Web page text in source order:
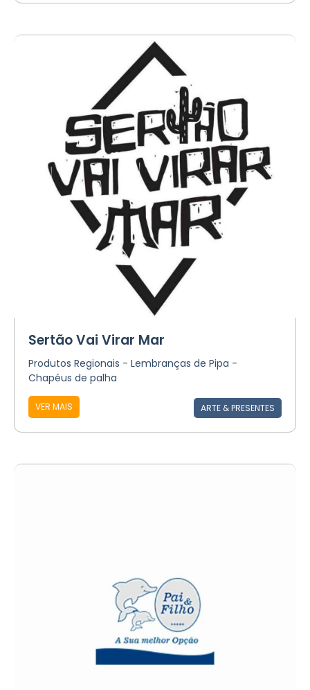
Sertão Vai Virar Mar
Produtos Regionais - Lembranças de Pipa -
Chapéus de palha
VER MAIS ARTE & PRESENTES